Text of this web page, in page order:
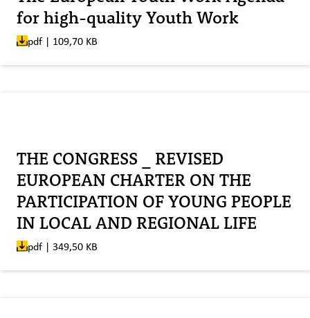
for high-quality Youth Work
pdf | 109,70 KB
THE CONGRESS _ REVISED
EUROPEAN CHARTER ON THE
PARTICIPATION OF YOUNG PEOPLE
IN LOCAL AND REGIONAL LIFE
pdf | 349,50 KB